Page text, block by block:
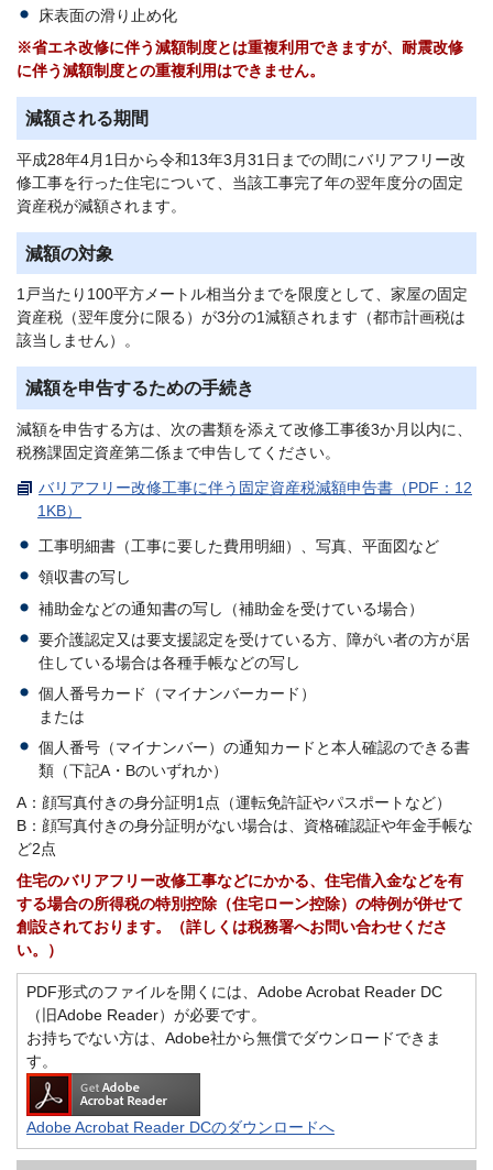
床表面の滑り止め化
※省エネ改修に伴う減額制度とは重複利用できますが、耐震改修
に伴う減額制度との重複利用はできません。
減額される期間
平成28年4月1日から令和13年3月31日までの間にバリアフリー改
修工事を行った住宅について、当該工事完了年の翌年度分の固定
資産税が減額されます。
減額の対象
1戸当たり100平方メートル相当分までを限度として、家屋の固定
資産税（翌年度分に限る）が3分の1減額されます（都市計画税は
該当しません）。
減額を申告するための手続き
減額を申告する方は、次の書類を添えて改修工事後3か月以内に、
税務課固定資産第二係まで申告してください。
バリアフリー改修工事に伴う固定資産税減額申告書（PDF：12
1KB）
工事明細書（工事に要した費用明細）、写真、平面図など
領収書の写し
補助金などの通知書の写し（補助金を受けている場合）
要介護認定又は要支援認定を受けている方、障がい者の方が居
住している場合は各種手帳などの写し
個人番号カード（マイナンバーカード）
または
個人番号（マイナンバー）の通知カードと本人確認のできる書
類（下記A・Bのいずれか）
A：顔写真付きの身分証明1点（運転免許証やパスポートなど）
B：顔写真付きの身分証明がない場合は、資格確認証や年金手帳な
ど2点
住宅のバリアフリー改修工事などにかかる、住宅借入金などを有
する場合の所得税の特別控除（住宅ローン控除）の特例が併せて
創設されております。（詳しくは税務署へお問い合わせくださ
い。）
PDF形式のファイルを開くには、Adobe Acrobat Reader DC
（旧Adobe Reader）が必要です。
お持ちでない方は、Adobe社から無償でダウンロードできま
す。
Adobe Acrobat Reader DCのダウンロードへ